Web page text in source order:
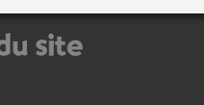
site